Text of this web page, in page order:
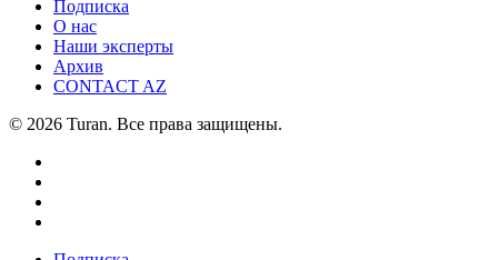
Подписка
О нас
Наши эксперты
Архив
CONTACT AZ
© 2026 Turan. Все права защищены.